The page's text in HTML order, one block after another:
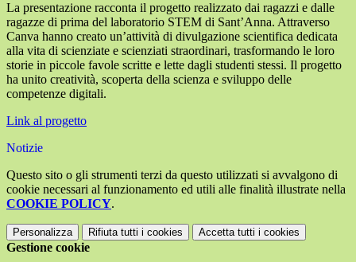
La presentazione racconta il progetto realizzato dai ragazzi e dalle
ragazze di prima del laboratorio STEM di Sant’Anna. Attraverso
Canva hanno creato un’attività di divulgazione scientifica dedicata
alla vita di scienziate e scienziati straordinari, trasformando le loro
storie in piccole favole scritte e lette dagli studenti stessi. Il progetto
ha unito creatività, scoperta della scienza e sviluppo delle
competenze digitali.
Link al progetto
Notizie
Questo sito o gli strumenti terzi da questo utilizzati si avvalgono di
cookie necessari al funzionamento ed utili alle finalità illustrate nella
COOKIE POLICY.
Personalizza Rifiuta tutti i cookies Accetta tutti i cookies
Gestione cookie